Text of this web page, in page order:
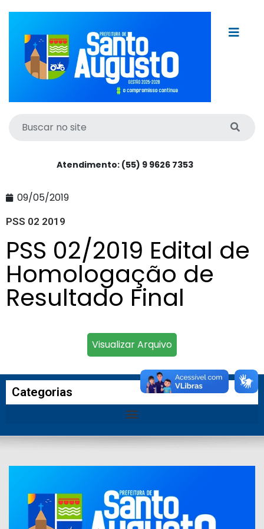
Atendimento: (55) 9 9626 7353
09/05/2019
PSS 02 2019
PSS 02/2019 Edital de
Homologação de
Resultado Final
Visualizar Arquivo
Categorias